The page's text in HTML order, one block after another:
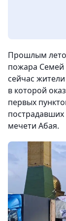
Прошлым
пожара
сейчас
в которой
первых
пострадавших
мечети Абая.